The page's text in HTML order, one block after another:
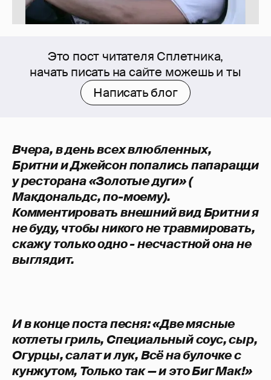
Это пост читателя Сплетника,
начать писать на сайте можешь и ты
Написать блог
Вчера, в день всех влюбленных,
Бритни и Джейсон попались папарацци
у ресторана «Золотые дуги» (
Макдональдс, по-моему).
Комментировать внешний вид Бритни я
не буду, чтобы никого не травмировать,
скажу только одно - несчастной она не
выглядит.
И в конце поста песня: «Две мясные
котлеты гриль, Специальный соус, сыр,
Огурцы, салат и лук, Всё на булочке с
кунжутом, Только так — и это Биг Мак!»